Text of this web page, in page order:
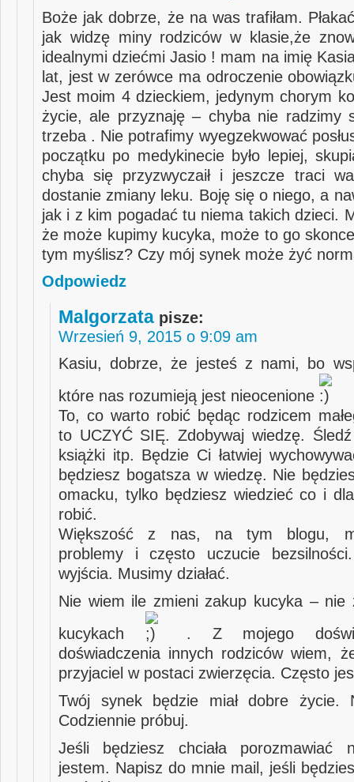
Boże jak dobrze, że na was trafiłam.
jak widzę miny rodziców w klasie,że
idealnymi dziećmi Jasio ! mam na imię
lat, jest w zerówce ma odroczenie
Jest moim 4 dzieckiem, jedynym chorym
życie, ale przyznaję – chyba nie radzimy
trzeba . Nie potrafimy wyegzekwować
początku po medykinecie było lepiej,
chyba się przyzwyczaił i jeszcze traci
dostanie zmiany leku. Boję się o niego, a
jak i z kim pogadać tu niema takich dzieci.
że może kupimy kucyka, może to go
tym myślisz? Czy mój synek może żyć
Odpowiedz
Malgorzata pisze:
Wrzesień 9, 2015 o 9:09 am
Kasiu, dobrze, że jesteś z nami, bo
które nas rozumieją jest nieocenione
To, co warto robić będąc rodzicem
to UCZYĆ SIĘ. Zdobywaj wiedzę.
książki itp. Będzie Ci łatwiej
będziesz bogatsza w wiedzę. Nie
omacku, tylko będziesz wiedzieć co i
robić.
Większość z nas, na tym blogu,
problemy i często uczucie
wyjścia. Musimy działać.
Nie wiem ile zmieni zakup kucyka – nie
kucykach
. Z mojego
doświadczenia innych rodziców wiem,
przyjaciel w postaci zwierzęcia. Często
Twój synek będzie miał dobre życie.
Codziennie próbuj.
Jeśli będziesz chciała
jestem. Napisz do mnie mail, jeśli